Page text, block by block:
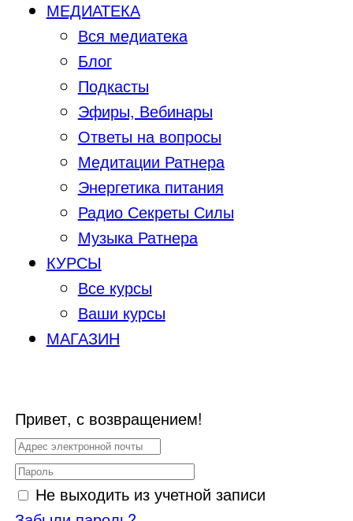
МЕДИАТЕКА
Вся медиатека
Блог
Подкасты
Эфиры, Вебинары
Ответы на вопросы
Медитации Ратнера
Энергетика питания
Радио Секреты Силы
Музыка Ратнера
КУРСЫ
Все курсы
Ваши курсы
МАГАЗИН
Привет, с возвращением!
Не выходить из учетной записи